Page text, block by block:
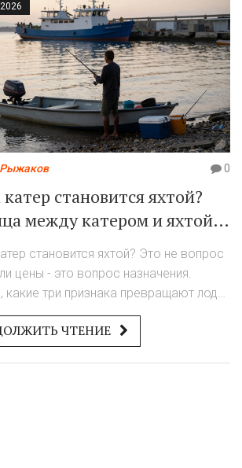
Рыжаков 0
становится яхтой?
между катером и яхтой
становится яхтой? Это не вопрос
цены - это вопрос назначения.
какие три признака превращают лодку
почему для рыбака это важно.
ЧТЕНИЕ